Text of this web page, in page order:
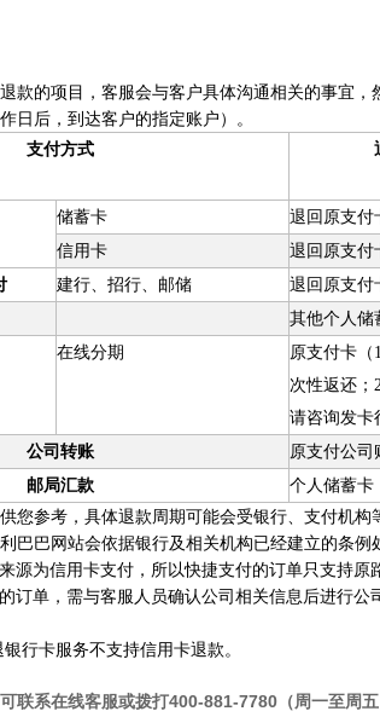
款的项目，客服会与客户具体沟通相关的事宜
日后，到达客户的指定账户）。
支付方式
储蓄卡 退回原支付
信用卡
退回原支付
建行、招行、邮储 退回原支付
其他个人储
在线分期
原支付卡（
次性返还；
请咨询发卡
公司转账 原支付公司
邮局汇款
个人储蓄卡
您参考，具体退款周期可能会受银行、支付机构
巴巴网站会依据银行及相关机构已经建立的条
源为信用卡支付，所以快捷支付的订单只支持原
订单，需与客服人员确认公司相关信息后进行
行卡服务不支持信用卡退款。
联系在线客服或拨打400-881-7780（周一至周五